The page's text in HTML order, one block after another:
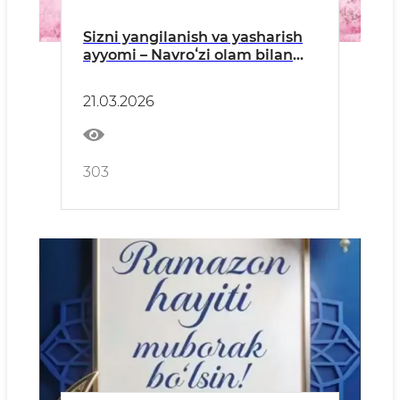
Sizni yangilanish va yasharish
ayyomi – Navroʻzi olam bilan
21.03.2026
303